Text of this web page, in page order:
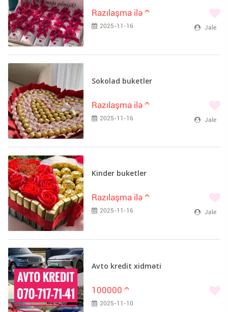
Razılaşma ilə m
2025-11-16 Jale
Sokolad buketler
Razılaşma ilə m
2025-11-16 Jale
Kinder buketler
Razılaşma ilə m
2025-11-16 Jale
Avto kredit xidməti
100000 m
2025-11-10